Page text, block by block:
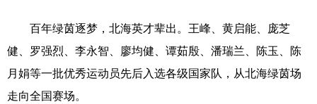
Русский язык 日本語 한국어
Deutsch Português
百年绿茵逐梦，北海英才辈出。王峰、黄启能、庞芝
健、罗强烈、李永智、廖均健、谭茹殷、潘瑞兰、陈玉、陈
月娟等一批优秀运动员先后入选各级国家队，从北海绿茵场
走向全国赛场。